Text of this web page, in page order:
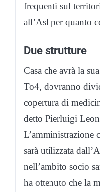
frequenti sul
all’Asl per quanto
Due strutture
Casa che avrà la
To4, dovranno
copertura di
detto Pierluigi
L’amministrazione
sarà utilizzata
nell’ambito socio
ha ottenuto che la